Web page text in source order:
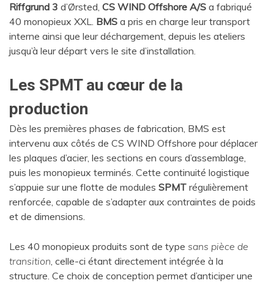
Riffgrund 3 d’Ørsted, CS WIND Offshore A/S a fabriqué
40 monopieux XXL. BMS a pris en charge leur transport
interne ainsi que leur déchargement, depuis les ateliers
jusqu’à leur départ vers le site d’installation.
Les SPMT au cœur de la
production
Dès les premières phases de fabrication, BMS est
intervenu aux côtés de CS WIND Offshore pour déplacer
les plaques d’acier, les sections en cours d’assemblage,
puis les monopieux terminés. Cette continuité logistique
s’appuie sur une flotte de modules SPMT régulièrement
renforcée, capable de s’adapter aux contraintes de poids
et de dimensions.
Les 40 monopieux produits sont de type sans pièce de
transition, celle-ci étant directement intégrée à la
structure. Ce choix de conception permet d’anticiper une